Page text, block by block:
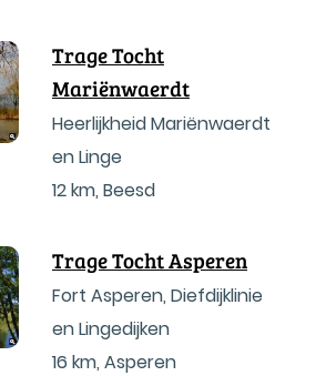
Trage Tocht
Mariënwaerdt
Heerlijkheid Mariënwaerdt
en Linge
12 km, Beesd
Trage Tocht Asperen
Fort Asperen, Diefdijklinie
en Lingedijken
16 km, Asperen